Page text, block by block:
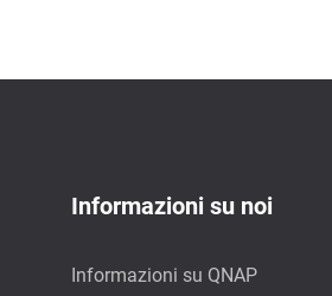
Informazioni su noi
Informazioni su QNAP